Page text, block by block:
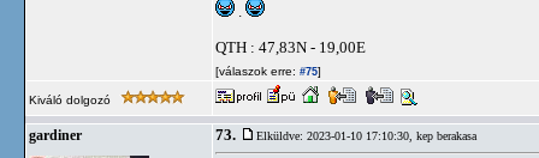
QTH : 47,83N - 19,00E
[válaszok erre: #75]
Kiváló dolgozó
gardiner 73. Elküldve: 2023-01-10 17:10:30, kep berakasa